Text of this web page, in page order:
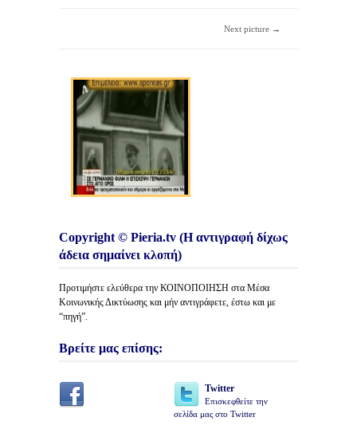
Next picture →
Copyright © Pieria.tv (Η αντιγραφή δίχως
άδεια σημαίνει κλοπή)
Προτιμήστε ελεύθερα την ΚΟΙΝΟΠΟΙΗΣΗ στα Μέσα
Κοινωνικής Δικτύωσης και μήν αντιγράφετε, έστω και με
“πηγή”.
Βρείτε μας επίσης:
Twitter
Επισκεφθείτε την
σελίδα μας στο Twitter